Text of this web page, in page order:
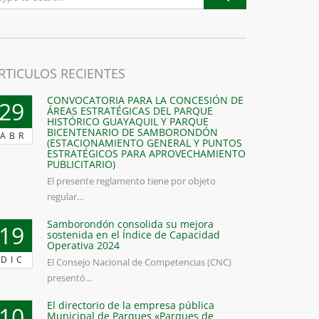
RECIENTES
ABR
CONVOCATORIA PARA LA CONCESIÓN DE
ÁREAS ESTRATÉGICAS DEL PARQUE
HISTÓRICO GUAYAQUIL Y PARQUE
BICENTENARIO DE SAMBORONDÓN
(ESTACIONAMIENTO GENERAL Y PUNTOS
ESTRATÉGICOS PARA APROVECHAMIENTO
PUBLICITARIO)
El presente reglamento tiene por objeto
regular...
DIC
Samborondón consolida su mejora
sostenida en el Índice de Capacidad
Operativa 2024
El Consejo Nacional de Competencias (CNC)
presentó...
El directorio de la empresa pública
Municipal de Parques «Parques de